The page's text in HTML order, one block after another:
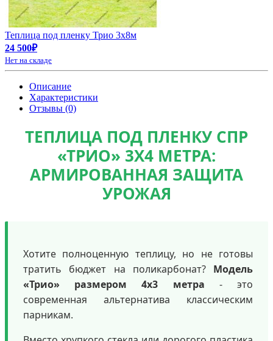
Теплица под пленку Трио 3х8м
24 500₽
Нет на складе
Описание
Характеристики
Отзывы (0)
ТЕПЛИЦА ПОД ПЛЕНКУ СПР
«ТРИО» 3Х4 МЕТРА:
АРМИРОВАННАЯ ЗАЩИТА
УРОЖАЯ
Хотите полноценную теплицу, но не готовы
тратить бюджет на поликарбонат? Модель
«Трио» размером 4х3 метра - это
современная альтернатива классическим
парникам.